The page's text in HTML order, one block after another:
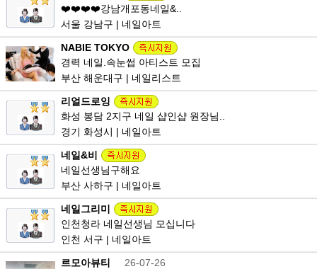
❤️❤️❤️❤️강남개포동네일&..
서울 강남구 | 네일아트
NABIE TOKYO
경력 네일.속눈썹 아티스트 모집
부산 해운대구 | 네일리스트
리얼드로잉
화성 봉담 2지구 네일 샵인샵 원장님..
경기 화성시 | 네일아트
네일&비
네일선생님구해요
부산 사하구 | 네일아트
네일그리미
인천청라 네일선생님 모십니다
인천 서구 | 네일아트
르모아뷰티
26-07-26